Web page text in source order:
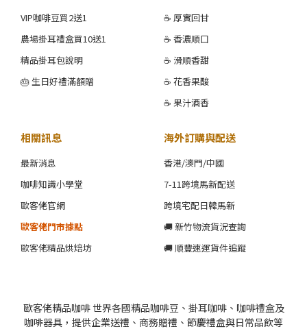
VIP咖啡豆買2送1
農場掛耳禮盒買10送1
精品掛耳包說明
🎂 生日好禮滿額贈
☕ 厚實回甘
☕ 香濃順口
☕ 滑順香甜
☕ 花香果酸
☕ 果汁酒香
相關訊息
最新消息
咖啡知識小學堂
歐客佬官網
歐客佬門市據點
歐客佬精品烘焙坊
海外訂購與配送
香港/澳門/中國
7-11跨境馬新配送
跨境宅配日韓馬新
🚚 新竹物流貨況查詢
🚚 順豐速運貨件追蹤
歐客佬精品咖啡 世界各國精品咖啡豆、掛耳咖啡、咖啡禮盒及
咖啡器具，提供企業送禮、商務贈禮、節慶禮盒與日常品飲等